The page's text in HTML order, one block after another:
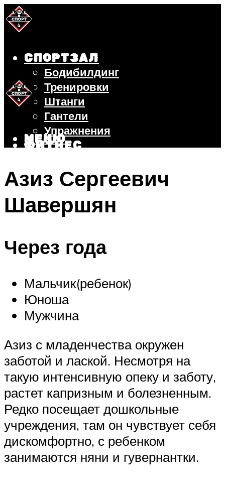
СПОРТЗАЛ
Бодибилдинг
Тренировки
Штанги
Гантели
Упражнения
ФИТНЕС
ВЕЛОСИПЕД
ПОХУДЕНИЕ
МЕНЮ
МЕНЮ
Азиз Сергеевич
Шавершян
Через года
Мальчик(ребенок)
Юноша
Мужчина
Азиз с младенчества окружен
заботой и лаской. Несмотря на
такую интенсивную опеку и заботу,
растет капризным и болезненным.
Редко посещает дошкольные
учреждения, там он чувствует себя
дискомфортно, с ребенком
занимаются няни и гувернантки.